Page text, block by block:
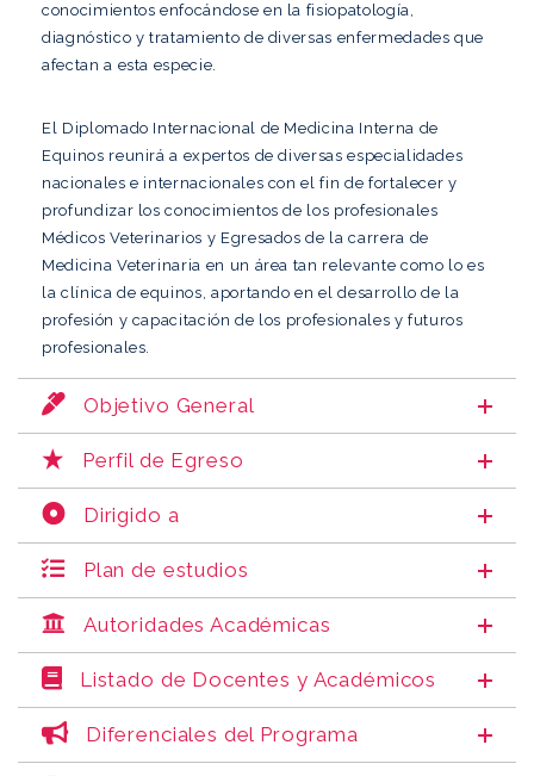
conocimientos enfocándose en la fisiopatología,
diagnóstico y tratamiento de diversas enfermedades que
afectan a esta especie.
El Diplomado Internacional de Medicina Interna de
Equinos reunirá a expertos de diversas especialidades
nacionales e internacionales con el fin de fortalecer y
profundizar los conocimientos de los profesionales
Médicos Veterinarios y Egresados de la carrera de
Medicina Veterinaria en un área tan relevante como lo es
la clínica de equinos, aportando en el desarrollo de la
profesión y capacitación de los profesionales y futuros
profesionales.
Objetivo General
Perfil de Egreso
Dirigido a
Plan de estudios
Autoridades Académicas
Listado de Docentes y Académicos
Diferenciales del Programa